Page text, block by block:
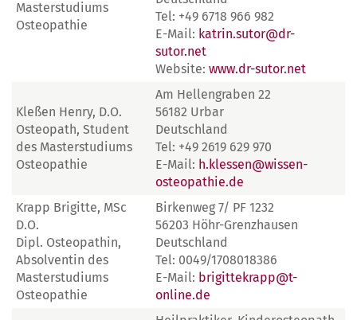
Masterstudiums
Osteopathie
Tel: +49 6718 966 982
E-Mail: katrin.sutor@dr-
sutor.net
Website: www.dr-sutor.net
Kleßen Henry, D.O.
Osteopath, Student
des Masterstudiums
Osteopathie
Am Hellengraben 22
56182 Urbar
Deutschland
Tel: +49 2619 629 970
E-Mail: h.klessen@wissen-
osteopathie.de
Krapp Brigitte, MSc
D.O.
Dipl. Osteopathin,
Absolventin des
Masterstudiums
Osteopathie
Birkenweg 7/ PF 1232
56203 Höhr-Grenzhausen
Deutschland
Tel: 0049/1708018386
E-Mail: brigittekrapp@t-
online.de